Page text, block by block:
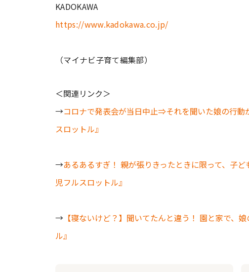
KADOKAWA
https://www.kadokawa.co.jp/
（マイナビ子育て編集部）
＜関連リンク＞
→コロナで発表会が当日中止⇒それを聞いた娘の行
スロットル』
→あるあるすぎ！ 親が張りきったときに限って、子
児フルスロットル』
→ 【寝ないけど？】聞いてたんと違う！ 園と家で、
ル』